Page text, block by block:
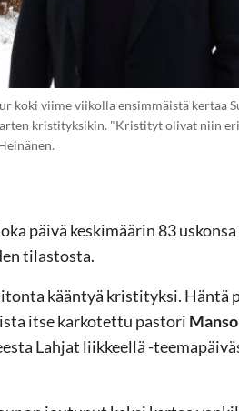
koki viime viikolla ensimmäistä kertaa
kristityksikin. "Kristityt olivat niin
päivä keskimäärin 83
tilastosta.
kääntyä kristityksi. Häntä
itse karkotettu pastori
Lahjat liikkeellä -